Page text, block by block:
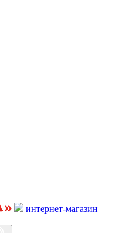
интернет-магазин